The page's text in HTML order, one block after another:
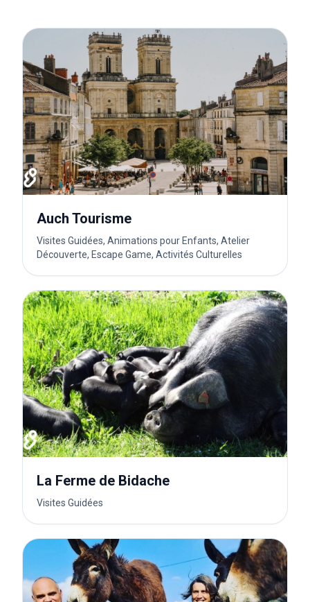
Auch Tourisme
Visites Guidées, Animations pour Enfants, Atelier
Découverte, Escape Game, Activités Culturelles
La Ferme de Bidache
Visites Guidées